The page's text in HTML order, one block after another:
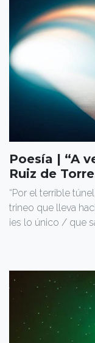
Poesía | “A
Ruiz de
“Por el terrible
trineo que lleva
¡es lo único / que